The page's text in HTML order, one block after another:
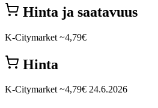
Hinta ja saatavuus
K-Citymarket ~4,79€
Hinta
K-Citymarket ~4,79€ 24.6.2026